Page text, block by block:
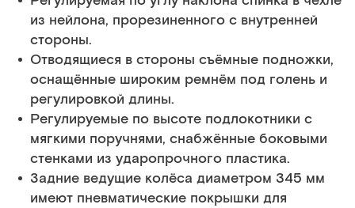
из нейлона, прорезиненного с внутренней
стороны.
Отводящиеся в стороны съёмные подножки,
оснащённые широким ремнём под голень и
регулировкой длины.
Регулируемые по высоте подлокотники с
мягкими поручнями, снабжённые боковыми
стенками из ударопрочного пластика.
Задние ведущие колёса диаметром 345 мм
имеют пневматические покрышки для